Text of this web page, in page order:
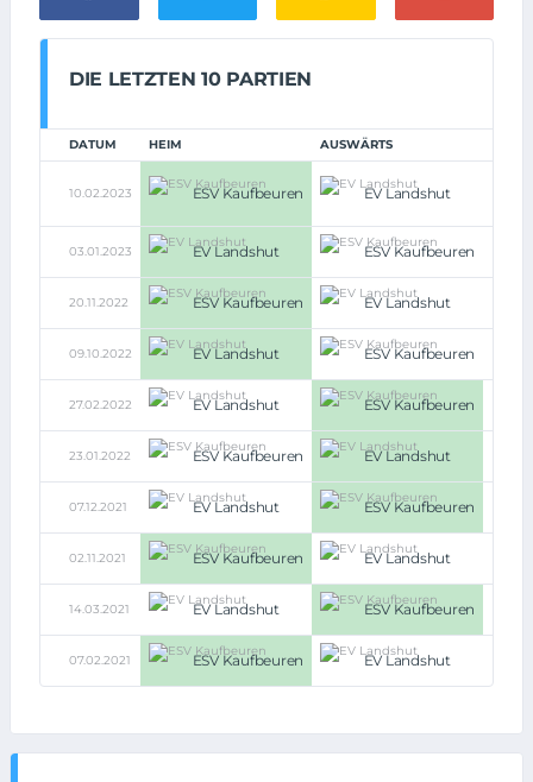
DIE LETZTEN 10 PARTIEN
DATUM HEIM AUSWÄRTS
10.02.2023 ESV Kaufbeuren EV Landshut
03.01.2023 EV Landshut ESV Kaufbeuren
20.11.2022 ESV Kaufbeuren EV Landshut
09.10.2022 EV Landshut ESV Kaufbeuren
27.02.2022 EV Landshut ESV Kaufbeuren
23.01.2022 ESV Kaufbeuren EV Landshut
07.12.2021 EV Landshut ESV Kaufbeuren
02.11.2021 ESV Kaufbeuren EV Landshut
14.03.2021 EV Landshut ESV Kaufbeuren
07.02.2021 ESV Kaufbeuren EV Landshut